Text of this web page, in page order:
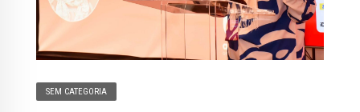
SEM CATEGORIA